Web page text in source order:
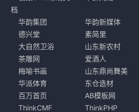
档
华韵集团 华韵新媒体
德兴堂 素简里
大自然卫浴 山东新农村
茶雕网 爱酒人
梅喻书画 山东鼎尚舞美
华派体育 东仓造材
百万首页 AB模板网
ThinkCMF ThinkPHP